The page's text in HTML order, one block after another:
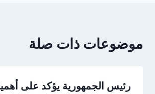
موضوعات ذات صلة
رئيس الجمهورية يؤكد على